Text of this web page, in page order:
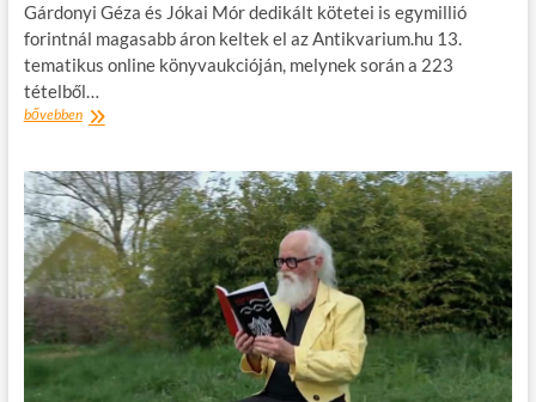
Gárdonyi Géza és Jókai Mór dedikált kötetei is egymillió
forintnál magasabb áron keltek el az Antikvarium.hu 13.
tematikus online könyvaukcióján, melynek során a 223
tételből…
bővebbenGárdonyi
dedikált
kötetei
is
egymilliósnál
magasabb
áron
keltek
el